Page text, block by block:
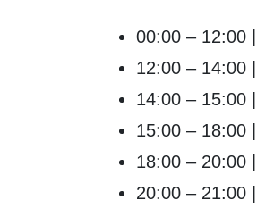
00:00 – 12:00
12:00 – 14:00
14:00 – 15:00
15:00 – 18:00
18:00 – 20:00
20:00 – 21:00